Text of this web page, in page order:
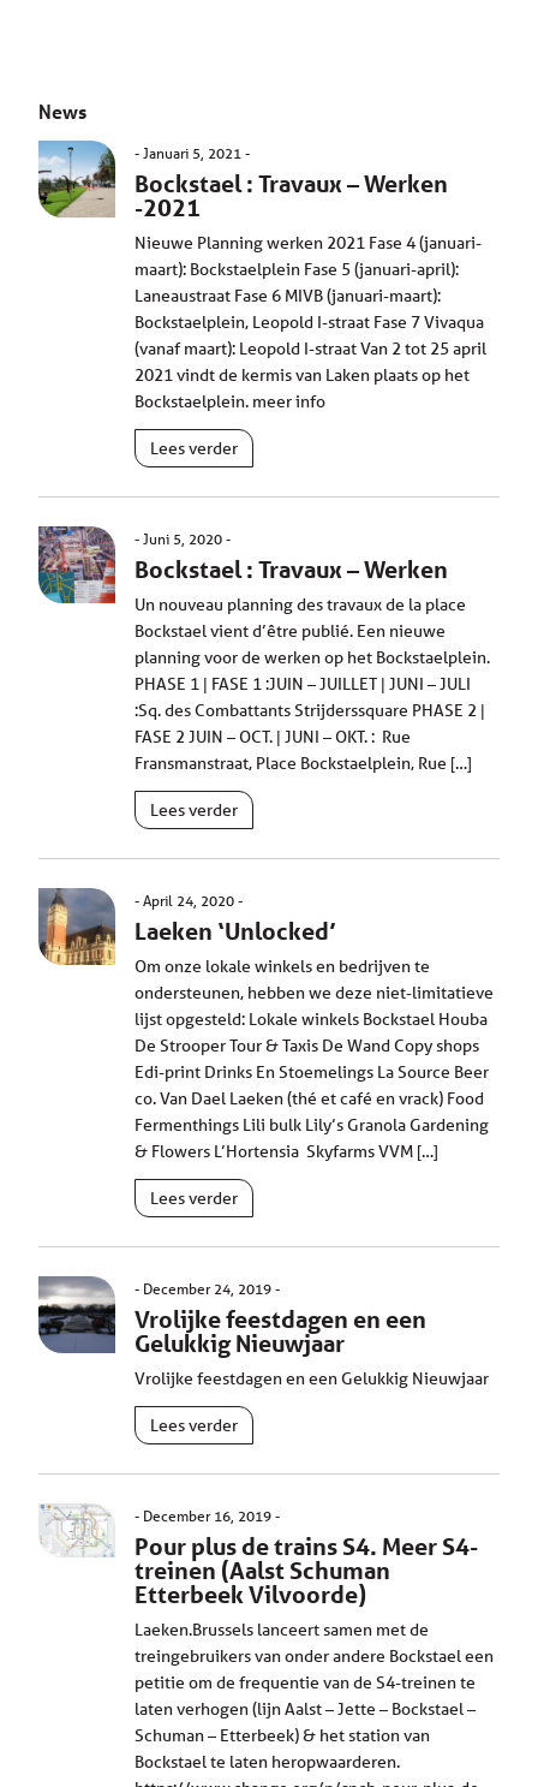
News
Januari 5, 2021
Bockstael : Travaux – Werken
-2021
Nieuwe Planning werken 2021 Fase 4 (januari-
maart): Bockstaelplein Fase 5 (januari-april):
Laneaustraat Fase 6 MIVB (januari-maart):
Bockstaelplein, Leopold I-straat Fase 7 Vivaqua
(vanaf maart): Leopold I-straat Van 2 tot 25 april
2021 vindt de kermis van Laken plaats op het
Bockstaelplein. meer info
Lees verder
Juni 5, 2020
Bockstael : Travaux – Werken
Un nouveau planning des travaux de la place
Bockstael vient d’être publié. Een nieuwe
planning voor de werken op het Bockstaelplein.
PHASE 1 | FASE 1 :JUIN – JUILLET | JUNI – JULI
:Sq. des Combattants Strijderssquare PHASE 2 |
FASE 2 JUIN – OCT. | JUNI – OKT. : Rue
Fransmanstraat, Place Bockstaelplein, Rue […]
Lees verder
April 24, 2020
Laeken ‘Unlocked’
Om onze lokale winkels en bedrijven te
ondersteunen, hebben we deze niet-limitatieve
lijst opgesteld: Lokale winkels Bockstael Houba
De Strooper Tour & Taxis De Wand Copy shops
Edi-print Drinks En Stoemelings La Source Beer
co. Van Dael Laeken (thé et café en vrack) Food
Fermenthings Lili bulk Lily’s Granola Gardening
& Flowers L’Hortensia Skyfarms VVM […]
Lees verder
December 24, 2019
Vrolijke feestdagen en een
Gelukkig Nieuwjaar
Vrolijke feestdagen en een Gelukkig Nieuwjaar
Lees verder
December 16, 2019
Pour plus de trains S4. Meer S4-
treinen (Aalst Schuman
Etterbeek Vilvoorde)
Laeken.Brussels lanceert samen met de
treingebruikers van onder andere Bockstael een
petitie om de frequentie van de S4-treinen te
laten verhogen (lijn Aalst – Jette – Bockstael –
Schuman – Etterbeek) & het station van
Bockstael te laten heropwaarderen.